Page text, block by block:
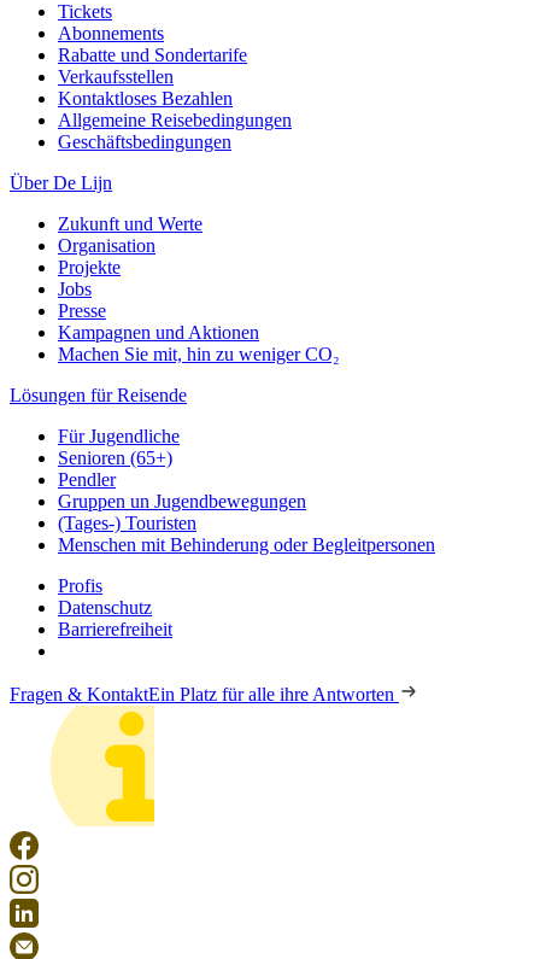
Tickets
Abonnements
Rabatte und Sondertarife
Verkaufsstellen
Kontaktloses Bezahlen
Allgemeine Reisebedingungen
Geschäftsbedingungen
Über De Lijn
Zukunft und Werte
Organisation
Projekte
Jobs
Presse
Kampagnen und Aktionen
Machen Sie mit, hin zu weniger CO₂
Lösungen für Reisende
Für Jugendliche
Senioren (65+)
Pendler
Gruppen un Jugendbewegungen
(Tages-) Touristen
Menschen mit Behinderung oder Begleitpersonen
Profis
Datenschutz
Barrierefreiheit
Fragen & KontaktEin Platz für alle ihre Antworten